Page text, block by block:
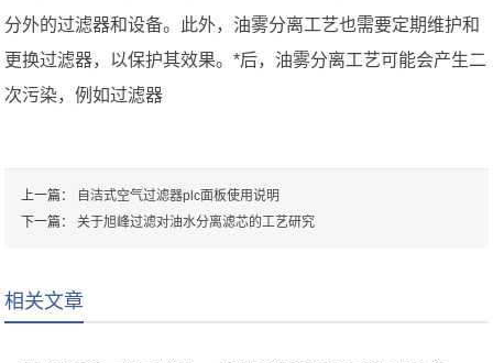
分外的过滤器和设备。此外，油雾分离工艺也需要定期维护和
更换过滤器，以保护其效果。*后，油雾分离工艺可能会产生二
次污染，例如过滤器
上一篇：
自洁式空气过滤器plc面板使用说明
下一篇：关于旭峰过滤对油水分离滤芯的工艺研究
相关文章